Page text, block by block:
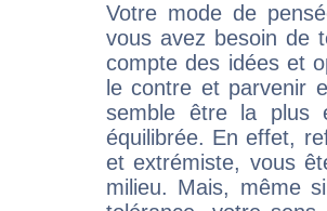
Votre mode de
vous avez besoin de
compte des idées et
le contre et parvenir
semble être la plus
équilibrée. En effet,
et extrémiste, vous
milieu. Mais, même